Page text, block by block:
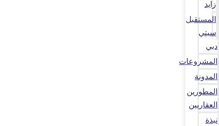
زايد
المستقبل
سيتي
دبي
المشروعات
المدونة
المطورين
العقاريين
نبذة